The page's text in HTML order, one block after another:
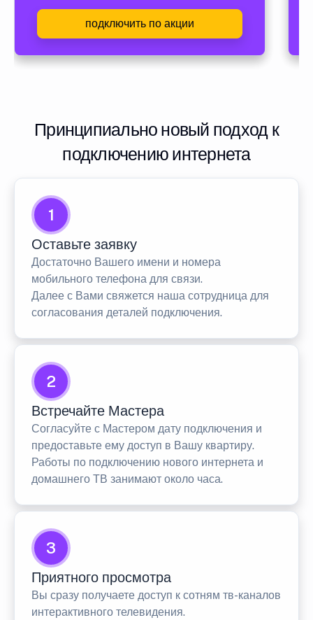
подключить по акции
Принципиально новый подход к
подключению интернета
1
Оставьте заявку
Достаточно Вашего имени и номера
мобильного телефона для связи.
Далее с Вами свяжется наша сотрудница для
согласования деталей подключения.
2
Встречайте Мастера
Согласуйте с Мастером дату подключения и
предоставьте ему доступ в Вашу квартиру.
Работы по подключению нового интернета и
домашнего ТВ занимают около часа.
3
Приятного просмотра
Вы сразу получаете доступ к сотням тв-каналов
интерактивного телевидения.